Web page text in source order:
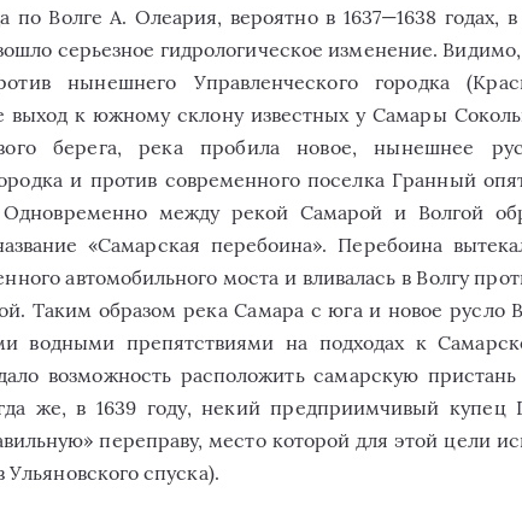
по Волге А. Олеария, вероятно в 1637—1638 годах,
серьезное гидрологическое изменение.
нынешнего Управленческого городка
выход к южному склону известных у Самары
берега, река пробила новое, нынешнее
и против современного поселка Гранный
между рекой Самарой и Волгой
«Самарская перебоина». Перебоина
автомобильного моста и вливалась в Волгу
Таким образом река Самара с юга и новое русло
водными препятствиями на подходах к
возможность расположить самарскую
же, в 1639 году, некий предприимчивый купец
переправу, место которой для этой цели
спуска).